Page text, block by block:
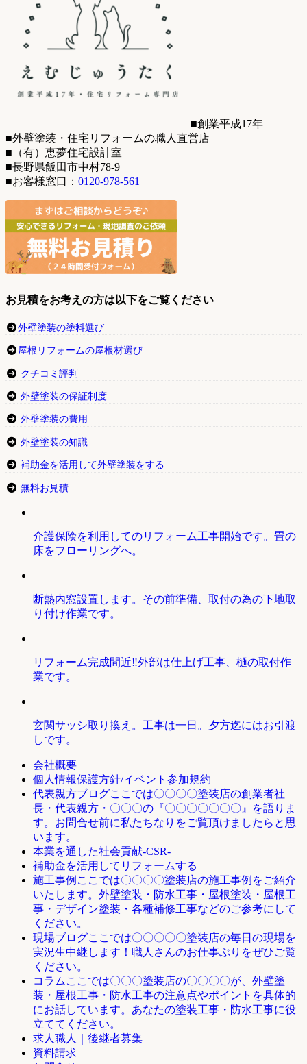
■創業平成17年
■外壁塗装・住宅リフォームの職人直営店
■（有）恵夢住宅設計室
■長野県飯田市中村78-9
■お客様窓口： 0120-978-561
お見積をお考えの方は以下をご覧ください
外壁塗装の塗料選び
屋根リフォームの屋根材選び
クチコミ評判
外壁塗装の保証制度
外壁塗装の費用
外壁塗装の知識
補助金を活用して外壁塗装をする
無料お見積
介護保険を利用してのリフォーム工事開始です。畳の
床をフローリングへ。
断熱内窓設置します。その前準備、取付の為の下地取
り付け作業です。
リフォーム完成間近‼外部は仕上げ工事、樋の取付作
業です。
玄関サッシ取り換え。工事は一日。夕方迄にはお引渡
しです。
会社概要
個人情報保護方針/イベント参加規約
代表親方ブログここでは〇〇〇〇塗装店の創業者社
長・代表親方・〇〇〇の『〇〇〇〇〇〇〇』を語りま
す。お問合せ前に私たちなりをご覧頂けましたらと思
います。
本業を通した社会貢献-CSR-
補助金を活用してリフォームする
施工事例 ここでは〇〇〇〇塗装店の施工事例をご紹介
いたします。外壁塗装・防水工事・屋根塗装・屋根工
事・デザイン塗装・各種補修工事などのご参考にして
ください。
現場ブログここでは〇〇〇〇〇塗装店の毎日の現場を
実況生中継します！職人さんのお仕事ぶりをぜひご覧
ください。
コラム ここでは〇〇〇塗装店の〇〇〇〇が、外壁塗
装・屋根工事・防水工事の注意点やポイントを具体的
にお話しています。あなたの塗装工事・防水工事に役
立ててください。
求人職人｜後継者募集
資料請求